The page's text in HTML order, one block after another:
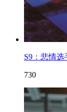
S9：悲情选
730